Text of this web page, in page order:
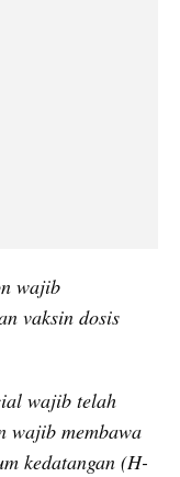
wajib
vaksin dosis
wajib telah
wajib membawa
kedatangan (H-